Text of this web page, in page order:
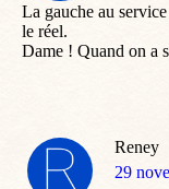
La gauche au
le réel.
Dame ! Quand on a
Reney
dit
29